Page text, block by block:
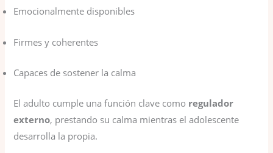
Emocionalmente disponibles
Firmes y coherentes
Capaces de sostener la calma
El adulto cumple una función clave como regulador
externo, prestando su calma mientras el adolescente
desarrolla la propia.